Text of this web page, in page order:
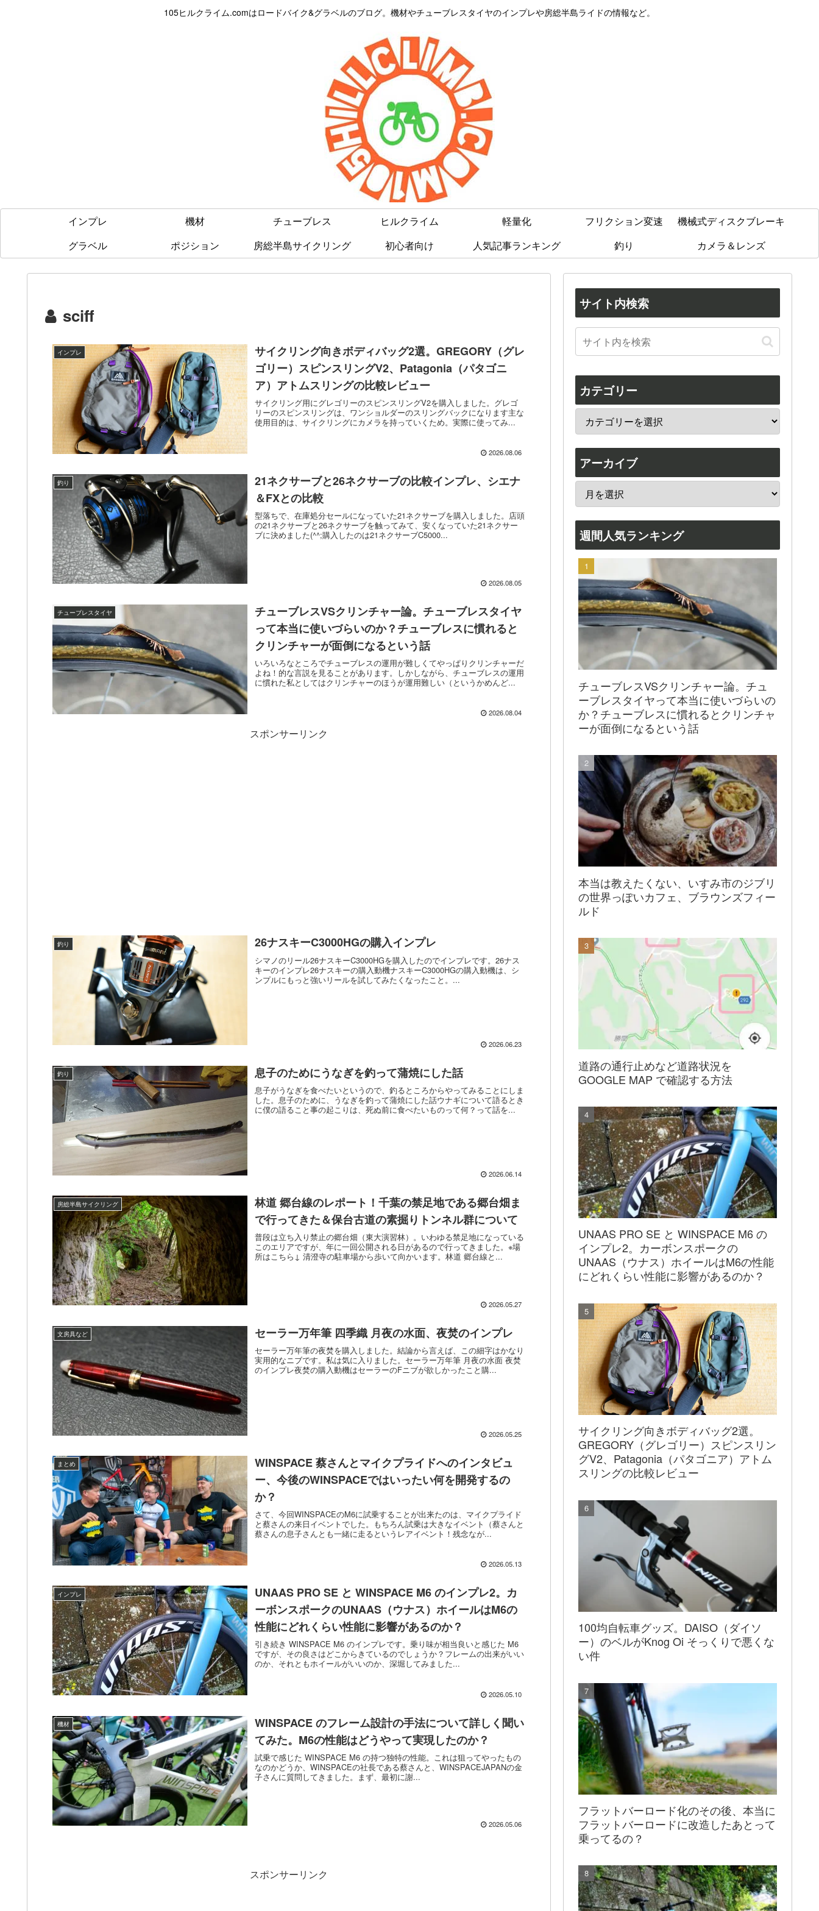
105ヒルクライム.comはロードバイク&グラベルのブログ。機材やチューブレスタイヤのインプレや房総半島ライドの情報など。
インプレ 機材 チューブレス ヒルクライム 軽量化 フリクション変速
機械式ディスクブレーキ
グラベル
ポジション 房総半島サイクリング 初心者向け 人気記事ランキング 釣り カメラ＆レンズ
sciff
インプレ
サイクリング向きボディバッグ2選。GREGORY（グレ
ゴリー）スピンスリングV2、Patagonia（パタゴニ
ア）アトムスリングの比較レビュー
サイクリング用にグレゴリーのスピンスリングV2を購入しました。グレゴ
リーのスピンスリングは、ワンショルダーのスリングバックになります主な
使用目的は、サイクリングにカメラを持っていくため。実際に使ってみ...
2026.08.06
釣り
21ネクサーブと26ネクサーブの比較インプレ、シエナ
＆FXとの比較
型落ちで、在庫処分セールになっていた21ネクサーブを購入しました。店頭
の21ネクサーブと26ネクサーブを触ってみて、安くなっていた21ネクサー
ブに決めました(^^;購入したのは21ネクサーブC5000...
2026.08.05
チューブレスタイヤ
チューブレスVSクリンチャー論。チューブレスタイヤ
って本当に使いづらいのか？チューブレスに慣れると
クリンチャーが面倒になるという話
いろいろなところでチューブレスの運用が難しくてやっぱりクリンチャーだ
よね！的な言説を見ることがあります。しかしながら、チューブレスの運用
に慣れた私としてはクリンチャーのほうが運用難しい（というかめんど...
2026.08.04
スポンサーリンク
釣り 26ナスキーC3000HGの購入インプレ
シマノのリール26ナスキーC3000HGを購入したのでインプレです。26ナス
キーのインプレ26ナスキーの購入動機ナスキーC3000HGの購入動機は、シ
ンプルにもっと強いリールを試してみたくなったこと。...
2026.06.23
釣り 息子のためにうなぎを釣って蒲焼にした話
息子がうなぎを食べたいというので、釣るところからやってみることにしま
した。息子のために、うなぎを釣って蒲焼にした話ウナギについて語るとき
に僕の語ること事の起こりは、死ぬ前に食べたいものって何？って話を...
2026.06.14
房総半島サイクリング
林道 郷台線のレポート！千葉の禁足地である郷台畑ま
で行ってきた＆保台古道の素掘りトンネル群について
普段は立ち入り禁止の郷台畑（東大演習林）。いわゆる禁足地になっている
このエリアですが、年に一回公開される日があるので行ってきました。※場
所はこちら↓ 清澄寺の駐車場から歩いて向かいます。林道 郷台線と...
2026.05.27
文房具など セーラー万年筆 四季織 月夜の水面、夜焚のインプレ
セーラー万年筆の夜焚を購入しました。結論から言えば、この細字はかなり
実用的なニブです。私は気に入りました。セーラー万年筆 月夜の水面 夜焚
のインプレ夜焚の購入動機はセーラーのFニブが欲しかったこと購...
2026.05.25
まとめ
WINSPACE 蔡さんとマイクプライドへのインタビュ
ー、今後のWINSPACEではいったい何を開発するの
か？
さて、今回WINSPACEのM6に試乗することが出来たのは、マイクプライド
と蔡さんの来日イベントでした。もちろん試乗は大きなイベント（蔡さんと
蔡さんの息子さんとも一緒に走るというレアイベント！残念なが...
2026.05.13
インプレ
UNAAS PRO SE と WINSPACE M6 のインプレ2。カ
ーボンスポークのUNAAS（ウナス）ホイールはM6の
性能にどれくらい性能に影響があるのか？
引き続き WINSPACE M6 のインプレです。乗り味が相当良いと感じた M6
ですが、その良さはどこからきているのでしょうか？フレームの出来がいい
のか、それともホイールがいいのか、深堀してみました...
2026.05.10
機材
WINSPACE のフレーム設計の手法について詳しく聞い
てみた。M6の性能はどうやって実現したのか？
試乗で感じた WINSPACE M6 の持つ独特の性能。これは狙ってやったもの
なのかどうか、WINSPACEの社長である蔡さんと、WINSPACEJAPANの金
子さんに質問してきました。まず、最初に謝...
2026.05.06
スポンサーリンク
サイト内検索
カテゴリー
アーカイブ
週間人気ランキング
チューブレスVSクリンチャー論。チュ
ーブレスタイヤって本当に使いづらいの
か？チューブレスに慣れるとクリンチャ
ーが面倒になるという話
本当は教えたくない、いすみ市のジブリ
の世界っぽいカフェ、ブラウンズフィー
ルド
道路の通行止めなど道路状況を
GOOGLE MAP で確認する方法
UNAAS PRO SE と WINSPACE M6 の
インプレ2。カーボンスポークの
UNAAS（ウナス）ホイールはM6の性能
にどれくらい性能に影響があるのか？
サイクリング向きボディバッグ2選。
GREGORY（グレゴリー）スピンスリン
グV2、Patagonia（パタゴニア）アトム
スリングの比較レビュー
100均自転車グッズ。DAISO（ダイソ
ー）のベルがKnog Oi そっくりで悪くな
い件
フラットバーロード化のその後、本当に
フラットバーロードに改造したあとって
乗ってるの？